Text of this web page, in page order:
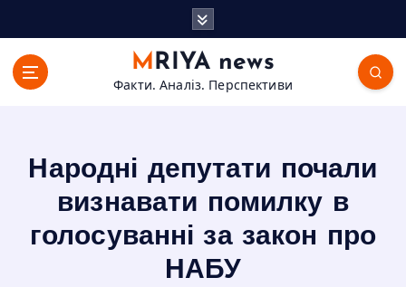
MRIYA news
Факти. Аналіз. Перспективи
Народні депутати почали
визнавати помилку в
голосуванні за закон про
НАБУ